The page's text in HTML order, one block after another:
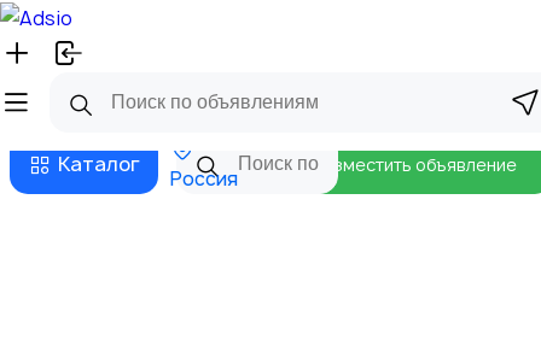
Русский
Бизнес тарифы
Каталог
Россия
Разместить объявление